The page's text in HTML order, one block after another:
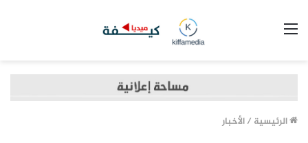
الرئيسية /الأخبار